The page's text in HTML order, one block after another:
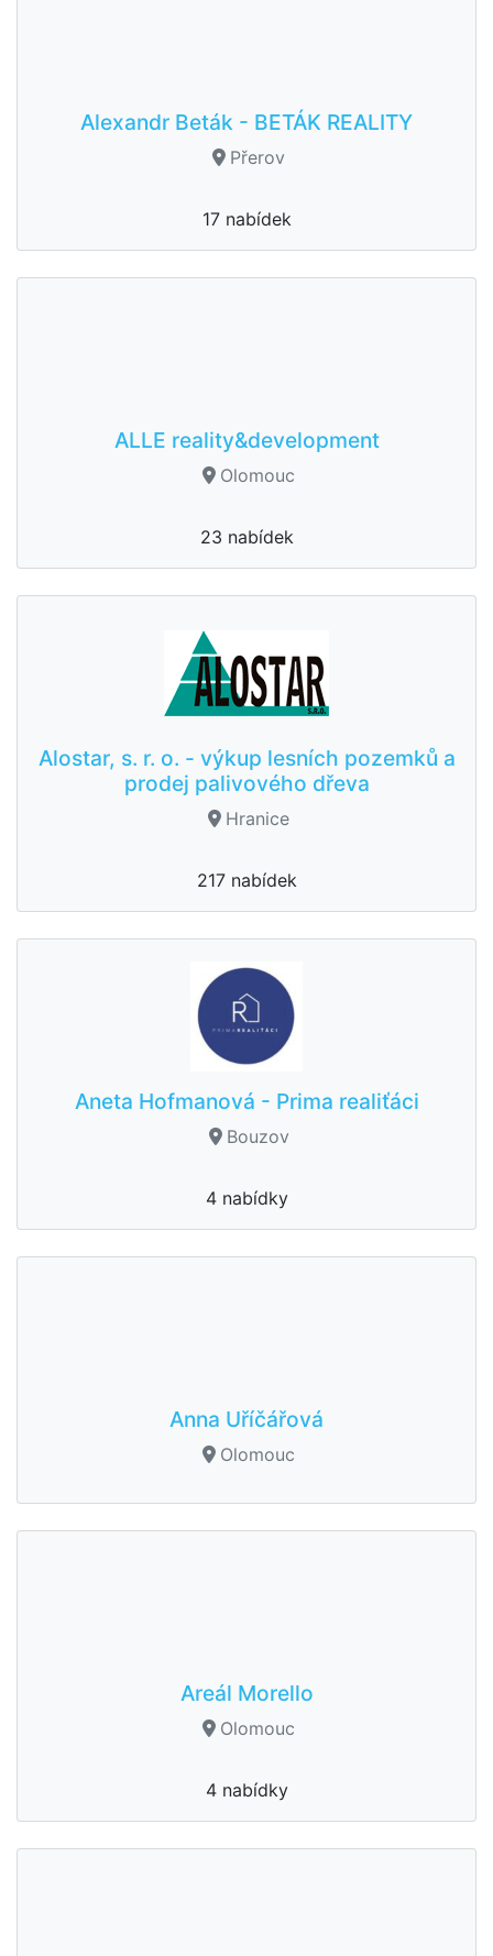
Alexandr Beták - BETÁK REALITY
Přerov
17 nabídek
ALLE reality&development
Olomouc
23 nabídek
Alostar, s. r. o. - výkup lesních pozemků a
prodej palivového dřeva
Hranice
217 nabídek
Aneta Hofmanová - Prima realiťáci
Bouzov
4 nabídky
Anna Uříčářová
Olomouc
Areál Morello
Olomouc
4 nabídky